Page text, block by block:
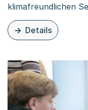
klimafreundlichen
Details
zu diesem Inhalt: